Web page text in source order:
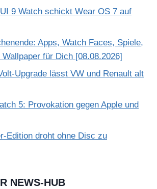
9 Watch schickt Wear OS 7 auf
Apps, Watch Faces, Spiele,
Wallpaper für Dich [08.08.2026]
Upgrade lässt VW und Renault alt
5: Provokation gegen Apple und
Edition droht ohne Disc zu
NEWS-HUB